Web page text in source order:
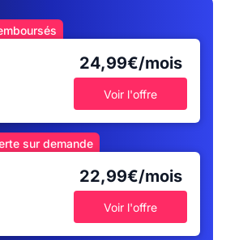
24,99€/mois
Voir l'offre
sur demande
22,99€/mois
Voir l'offre